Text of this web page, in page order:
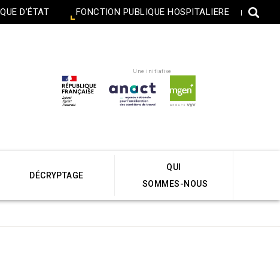
D’ÉTAT FONCTION PUBLIQUE HOSPITALIERE
Une initiative
DÉCRYPTAGE
QUI
SOMMES-NOUS